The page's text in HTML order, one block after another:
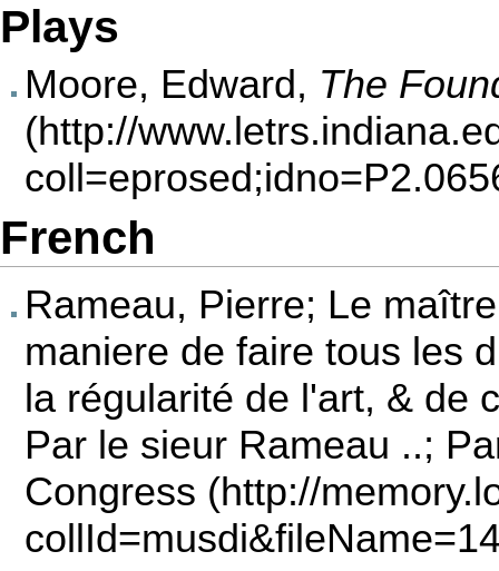
Plays
Moore, Edward, The
French
Rameau, Pierre; Le
maniere de faire tous les
la régularité de l'art, & de
Par le sieur Rameau ..;
Congress